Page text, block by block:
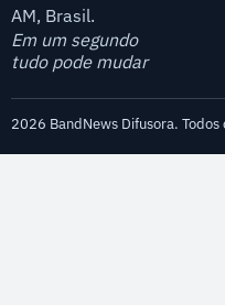
AM, Brasil.
Em um segundo
tudo pode mudar
2026 BandNews Difusora.